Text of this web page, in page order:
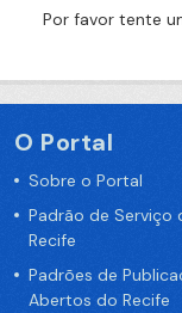
Por favor tente
O Portal
Sobre o Portal
Padrão de Serviço
Recife
Padrões de
Abertos do Recife